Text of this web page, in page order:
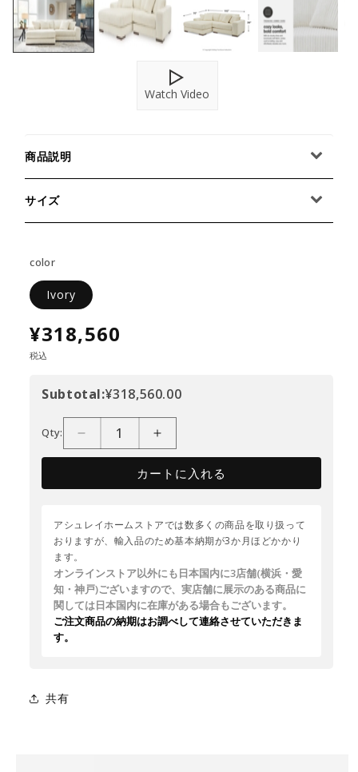
Watch Video
商品説明
サイズ
color
Ivory
¥318,560
税込
Subtotal:¥318,560.00
Qty:
カートに入れる
アシュレイホームストアでは数多くの商品を取り扱って
おりますが、輸入品のため基本納期が3か月ほどかかり
ます。
オンラインストア以外にも日本国内に3店舗(横浜・愛
知・神戸)ございますので、実店舗に展示のある商品に
関しては日本国内に在庫がある場合もございます。
ご注文商品の納期はお調べして連絡させていただきま
す。
共有